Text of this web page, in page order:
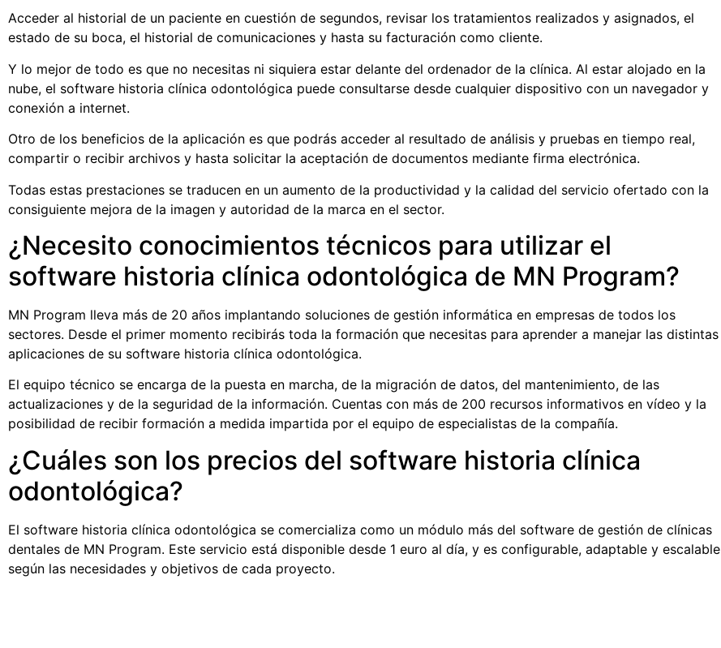
Acceder al historial de un paciente en cuestión de segundos, revisar los tratamientos realizados y asignados, el
estado de su boca, el historial de comunicaciones y hasta su facturación como cliente.
Y lo mejor de todo es que no necesitas ni siquiera estar delante del ordenador de la clínica. Al estar alojado en la
nube, el software historia clínica odontológica puede consultarse desde cualquier dispositivo con un navegador y
conexión a internet.
Otro de los beneficios de la aplicación es que podrás acceder al resultado de análisis y pruebas en tiempo real,
compartir o recibir archivos y hasta solicitar la aceptación de documentos mediante firma electrónica.
Todas estas prestaciones se traducen en un aumento de la productividad y la calidad del servicio ofertado con la
consiguiente mejora de la imagen y autoridad de la marca en el sector.
¿Necesito conocimientos técnicos para utilizar el
software historia clínica odontológica de MN Program?
MN Program lleva más de 20 años implantando soluciones de gestión informática en empresas de todos los
sectores. Desde el primer momento recibirás toda la formación que necesitas para aprender a manejar las distintas
aplicaciones de su software historia clínica odontológica.
El equipo técnico se encarga de la puesta en marcha, de la migración de datos, del mantenimiento, de las
actualizaciones y de la seguridad de la información. Cuentas con más de 200 recursos informativos en vídeo y la
posibilidad de recibir formación a medida impartida por el equipo de especialistas de la compañía.
¿Cuáles son los precios del software historia clínica
odontológica?
El software historia clínica odontológica se comercializa como un módulo más del software de gestión de clínicas
dentales de MN Program. Este servicio está disponible desde 1 euro al día, y es configurable, adaptable y escalable
según las necesidades y objetivos de cada proyecto.